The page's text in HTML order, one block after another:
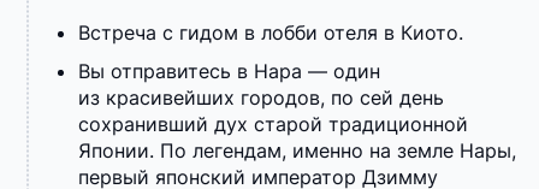
Встреча с гидом в лобби отеля в Киото.
Вы отправитесь в Нара — один
из красивейших городов, по сей день
сохранивший дух старой традиционной
Японии. По легендам, именно на земле Нары,
первый японский император Дзимму